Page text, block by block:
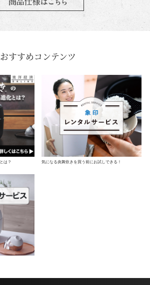
おすすめコンテンツ
は？ 気になる炎舞炊きを買う前にお試しできる！